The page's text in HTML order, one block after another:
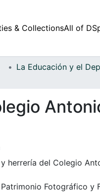
& CollectionsAll of
herrería del Colegio
Fotográfico y